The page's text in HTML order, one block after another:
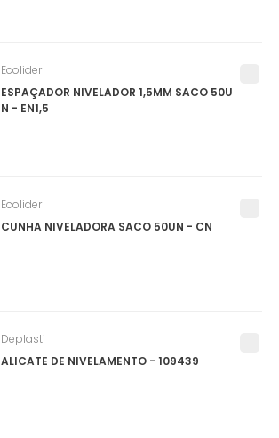
ESPAÇADOR NIVELADOR 1,5MM SACO 50U
N - EN1,5
Ecolider
CUNHA NIVELADORA SACO 50UN - CN
Ecolider
ALICATE DE NIVELAMENTO - 109439
Deplasti